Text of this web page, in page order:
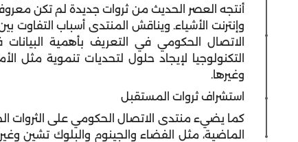
أنتجه العصر الحديث من ثروات جديدة لم تكن
وإنترنت الأشياء. ويناقش المنتدى أسباب التفاوت
الاتصال الحكومي في التعريف بأهمية
التكنولوجيا لإيجاد حلول لتحديات تنموية مثل
وغيرها.
استشراف ثروات المستقبل
كما يضيء منتدى الاتصال الحكومي على الثروات
الماضية، مثل الفضاء والجينوم والبلوك تشين